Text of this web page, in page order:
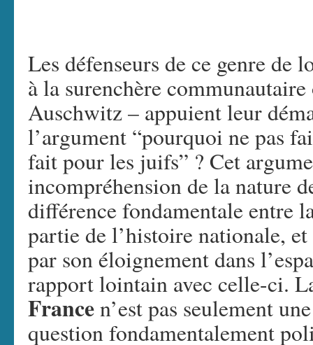
Les défenseurs de ce genre de
à la surenchère
Auschwitz – appuient leur
l’argument “pourquoi ne pas
fait pour les juifs” ? Cet
incompréhension de la nature
différence fondamentale entre
partie de l’histoire nationale,
par son éloignement dans
rapport lointain avec celle-ci.
Francen’est pas seulement
question fondamentalement